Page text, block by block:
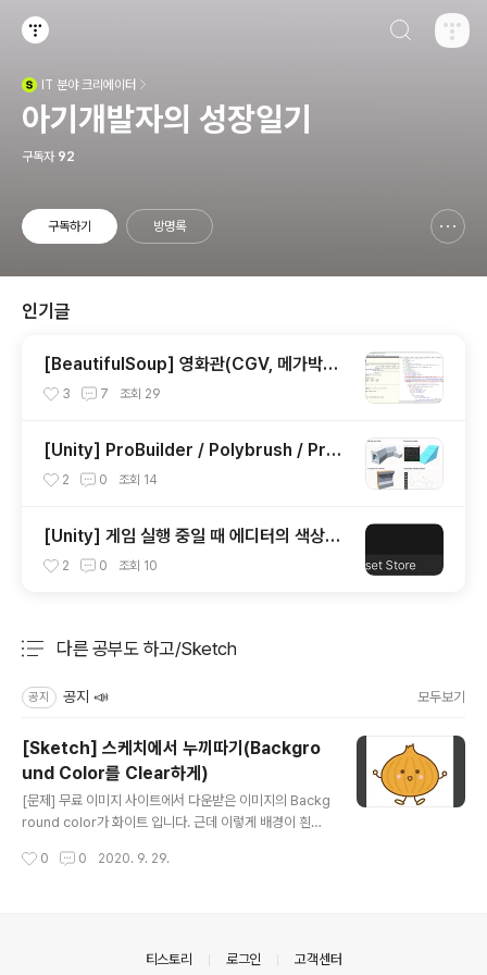
IT 분야 크리에이터
아기개발자의 성장일기
구독자 92
구독하기 방명록
인기글
[BeautifulSoup] 영화관(CGV, 메가박스,
롯데시네마) 상영시간표 크롤링
3 7 조회 29
[Unity] ProBuilder / Polybrush / Pro
Grid 설치하고 사용하기
2 0 조회 14
[Unity] 게임 실행 중일 때 에디터의 색상변
경하기 (Playmode tint)
2 0 조회 10
다른 공부도 하고/Sketch
공지 공지 📣 모두보기
[Sketch] 스케치에서 누끼따기(Backgro
und Color를 Clear하게)
[문제] 무료 이미지 사이트에서 다운받은 이미지의 Backg
round color가 화이트 입니다. 근데 이렇게 배경이 흰색
디자이너 언니가 누끼따는 일(백그라운드 버리고 양파 캐
옵니다. 2) 이미지를 클릭하고 Edit을 눌러줍니다. 3) 요술
0 0 2020. 9. 29.
티스토리 로그인 고객센터